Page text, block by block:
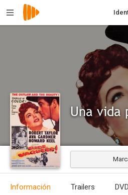
Una vida
Información Trailers